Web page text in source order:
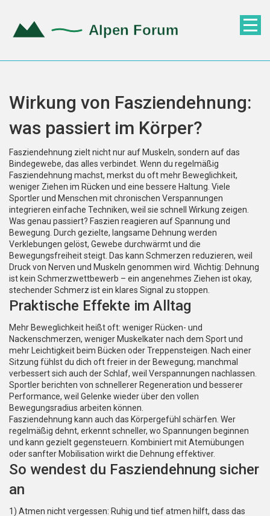
Wirkung von Fasziendehnung:
was passiert im Körper?
Fasziendehnung zielt nicht nur auf Muskeln, sondern auf das
Bindegewebe, das alles verbindet. Wenn du regelmäßig
Fasziendehnung machst, merkst du oft mehr Beweglichkeit,
weniger Ziehen im Rücken und eine bessere Haltung. Viele
Sportler und Menschen mit chronischen Verspannungen
integrieren einfache Techniken, weil sie schnell Wirkung zeigen.
Was genau passiert? Faszien reagieren auf Spannung und
Bewegung. Durch gezielte, langsame Dehnung werden
Verklebungen gelöst, Gewebe durchwärmt und die
Bewegungsfreiheit steigt. Das kann Schmerzen reduzieren, weil
Druck von Nerven und Muskeln genommen wird. Wichtig: Dehnung
ist kein Schmerzwettbewerb – ein angenehmes Ziehen ist okay,
stechender Schmerz ist ein klares Signal zu stoppen.
Praktische Effekte im Alltag
Mehr Beweglichkeit heißt oft: weniger Rücken- und
Nackenschmerzen, weniger Muskelkater nach dem Sport und
mehr Leichtigkeit beim Bücken oder Treppensteigen. Nach einer
Sitzung fühlst du dich oft freier in der Bewegung; manchmal
verbessert sich auch der Schlaf, weil Verspannungen nachlassen.
Sportler berichten von schnellerer Regeneration und besserer
Performance, weil Gelenke wieder über den vollen
Bewegungsradius arbeiten können.
Fasziendehnung kann auch das Körpergefühl schärfen. Wer
regelmäßig dehnt, erkennt schneller, wo Spannungen beginnen
und kann gezielt gegensteuern. Kombiniert mit Atemübungen
oder sanfter Mobilisation wirkt die Dehnung effektiver.
So wendest du Fasziendehnung sicher
an
1) Atmen nicht vergessen: Ruhig und tief atmen hilft, dass das